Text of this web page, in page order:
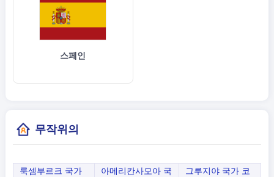
스페인
무작위의
룩셈부르크 국가
아메리칸사모아 국
그루지야 국가 코